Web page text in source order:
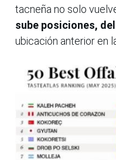
tacneña no solo
sube posiciones,
ubicación anterior en